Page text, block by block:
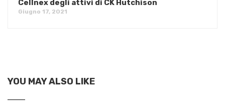
Cellnex degli attivi di CK Hutchison
Giugno 17, 2021
YOU MAY ALSO LIKE